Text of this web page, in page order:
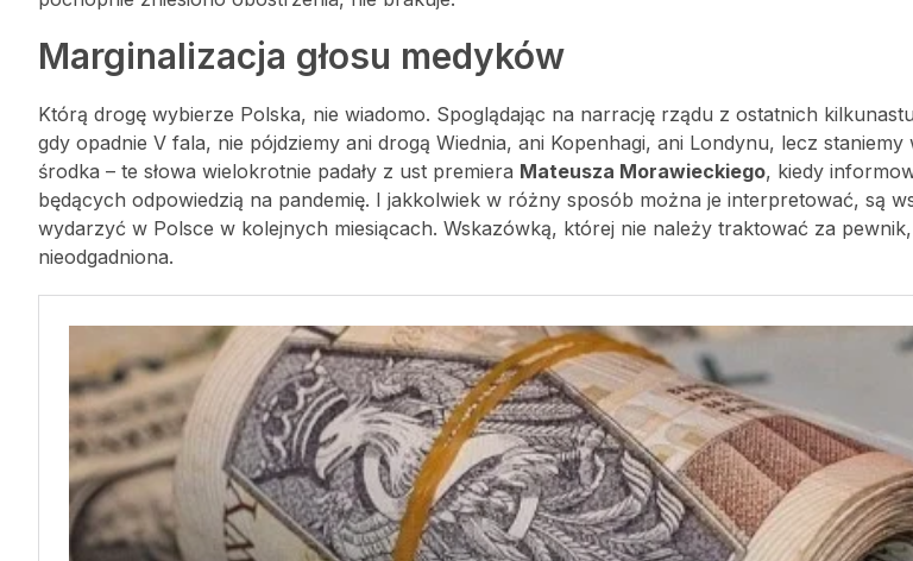
Marginalizacja głosu medyków
Którą drogę wybierze Polska, nie wiadomo. Spoglądając na narrację rządu z ostatnich
gdy opadnie V fala, nie pójdziemy ani drogą Wiednia, ani Kopenhagi, ani Londynu, lecz
środka – te słowa wielokrotnie padały z ust premiera Mateusza Morawieckiego, kiedy
będących odpowiedzią na pandemię. I jakkolwiek w różny sposób można je interpretować, są
wydarzyć w Polsce w kolejnych miesiącach. Wskazówką, której nie należy traktować za
nieodgadniona.